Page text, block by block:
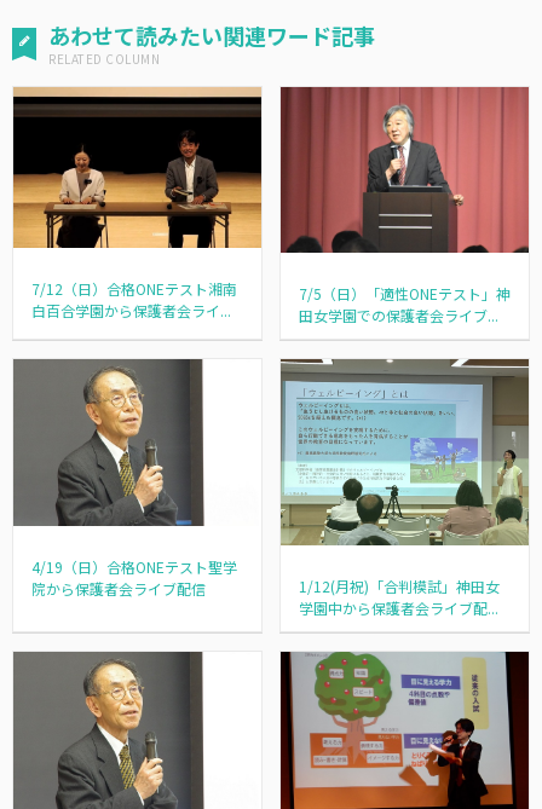
あわせて読みたい関連ワード記事
7/12（日）合格ONEテスト湘南
白百合学園から保護者会ライ...
7/5（日）「適性ONEテスト」神
田女学園での保護者会ライブ...
4/19（日）合格ONEテスト聖学
院から保護者会ライブ配信
1/12(月祝)「合判模試」神田女
学園中から保護者会ライブ配...